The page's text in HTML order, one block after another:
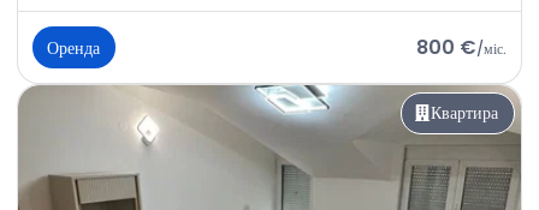
Оренда 800 €/міс.
Квартира